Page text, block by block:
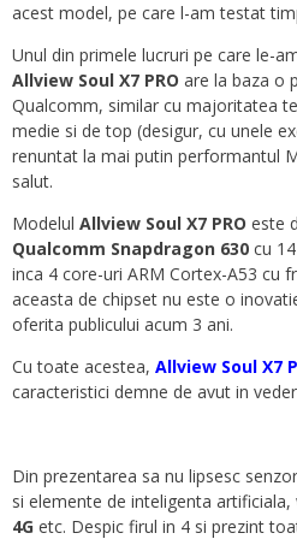
acest model, pe care l-am testat
Unul din primele lucruri pe care le-
Allview Soul X7 PRO are la baza o
Qualcomm, similar cu majoritatea
medie si de top (desigur, cu unele
renuntat la mai putin performantul
salut.
Modelul Allview Soul X7 PRO este
Qualcomm Snapdragon 630 cu
inca 4 core-uri ARM Cortex-A53 cu
aceasta de chipset nu este o
oferita publicului acum 3 ani.
Cu toate acestea, Allview Soul X7
caracteristici demne de avut in
Din prezentarea sa nu lipsesc
si elemente de inteligenta
4G etc. Despic firul in 4 si prezint